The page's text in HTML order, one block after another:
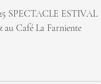
Café La Farniente